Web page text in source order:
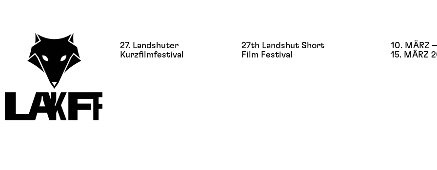
27. Landshuter
Kurzfilmfestival
27th Landshut Short
Film Festival
10. MÄRZ
15. MÄRZ